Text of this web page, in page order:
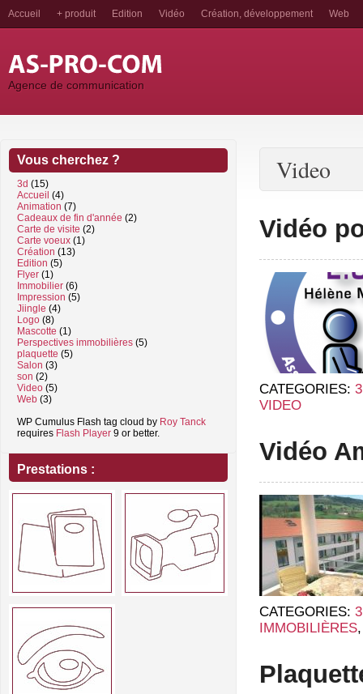
Accueil + produit Edition Vidéo Création, développement Web
Agence de communication
Video
Vidéo
CATEGORIES:
VIDEO
Vidéo
CATEGORIES:
IMMOBILIÈRES
Vous cherchez ?
3d (15)
Accueil (4)
Animation (7)
Cadeaux de fin d'année (2)
Carte de visite (2)
Carte voeux (1)
Création (13)
Edition (5)
Flyer (1)
Immobilier (6)
Impression (5)
Jiingle (4)
Logo (8)
Mascotte (1)
Perspectives immobilières (5)
plaquette (5)
Salon (3)
son (2)
Video (5)
Web (3)
WP Cumulus Flash tag cloud by Roy Tanck
requires Flash Player 9 or better.
Prestations :